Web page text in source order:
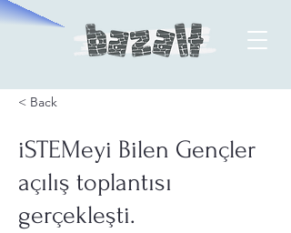
< Back
iSTEMeyi Bilen Gençler
açılış toplantısı
gerçekleşti.